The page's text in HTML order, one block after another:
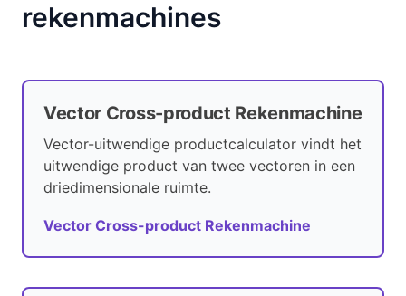
rekenmachines
Vector Cross-product Rekenmachine
Vector-uitwendige productcalculator vindt het
uitwendige product van twee vectoren in een
driedimensionale ruimte.
Vector Cross-product Rekenmachine